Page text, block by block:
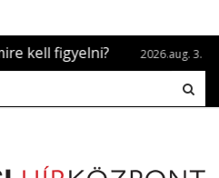
Naptetoválás? Ha már